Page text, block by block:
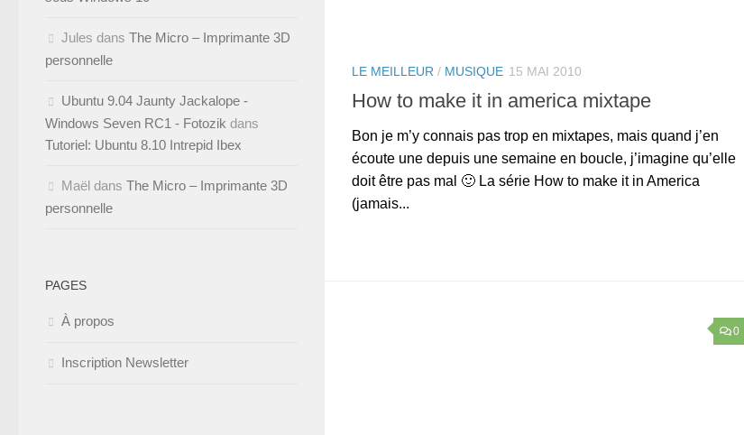
LE MEILLEUR / MUSIQUE 15 MAI 2010
How to make it in america mixtape
Bon je m’y connais pas trop en mixtapes, mais quand j’en
écoute une depuis une semaine en boucle, j’imagine qu’elle
doit être pas mal 🙂 La série How to make it in America
(jamais...
0
Jules dans The Micro – Imprimante 3D
personnelle
Ubuntu 9.04 Jaunty Jackalope -
Windows Seven RC1 - Fotozik dans
Tutoriel: Ubuntu 8.10 Intrepid Ibex
Maël dans The Micro – Imprimante 3D
personnelle
PAGES
À propos
Inscription Newsletter